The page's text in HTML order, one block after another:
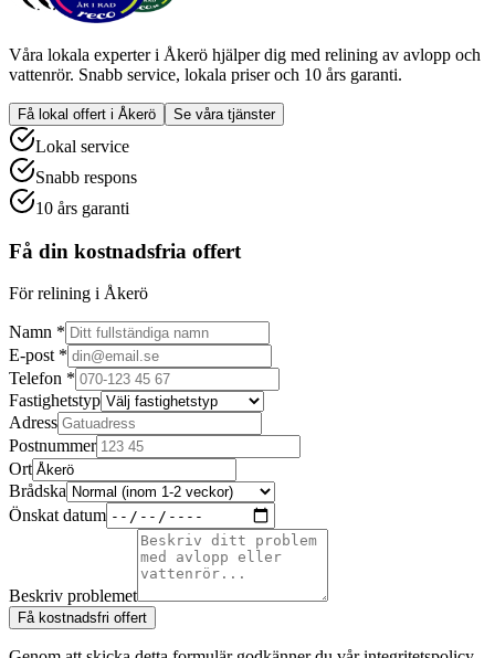
Våra lokala experter i Åkerö hjälper dig med relining av avlopp och
vattenrör. Snabb service, lokala priser och 10 års garanti.
Få lokal offert i Åkerö Se våra tjänster
Lokal service
Snabb respons
10 års garanti
Få din kostnadsfria offert
För relining i Åkerö
Namn *
E-post *
Telefon *
Fastighetstyp
Adress
Postnummer
Ort
Brådska
Önskat datum
Beskriv problemet
Få kostnadsfri offert